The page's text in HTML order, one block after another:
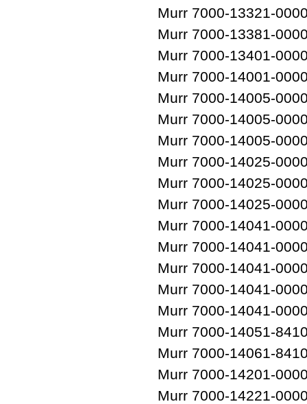
Murr 7000-13321-
Murr 7000-13381-
Murr 7000-13401-
Murr 7000-14001-
Murr 7000-14005-
Murr 7000-14005-
Murr 7000-14005-
Murr 7000-14025-
Murr 7000-14025-
Murr 7000-14025-
Murr 7000-14041-
Murr 7000-14041-
Murr 7000-14041-
Murr 7000-14041-
Murr 7000-14041-
Murr 7000-14051-
Murr 7000-14061-
Murr 7000-14201-
Murr 7000-14221-